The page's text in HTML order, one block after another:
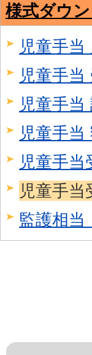
様式ダウ
児童手
児童手当
児童手当
児童手当
児童手当
児童手
監護相